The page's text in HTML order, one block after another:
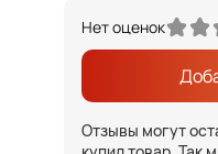
Нет оценок
Отзывы могут